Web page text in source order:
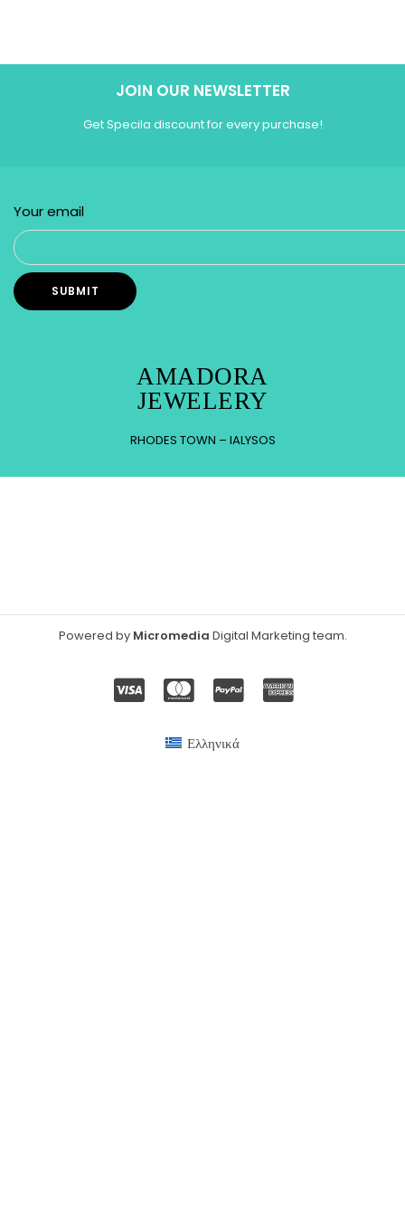
JOIN OUR NEWSLETTER
Get Specila discount for every purchase!
Your email
AMADORA
JEWELERY
RHODES TOWN – IALYSOS
Powered by Micromedia Digital Marketing team.
Ελληνικά